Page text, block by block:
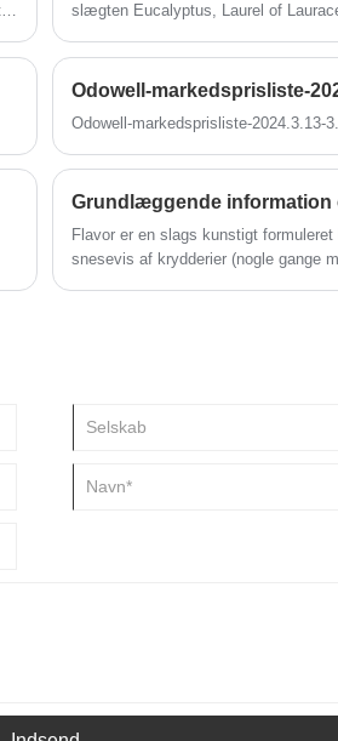
slægten Eucalyptus, Laurel of
svampe af planter. Eucalyptol har
antibakteriel og antiinflammatorisk
til betændelser og andre sygdomme.
blodtrykket, beskytte leveren og
Odowell-markedsprisliste-
Odowell-markedsprisliste-2024.3.13-
Grundlæggende information
Flavor er en slags kunstigt
snesevis af krydderier (nogle gange